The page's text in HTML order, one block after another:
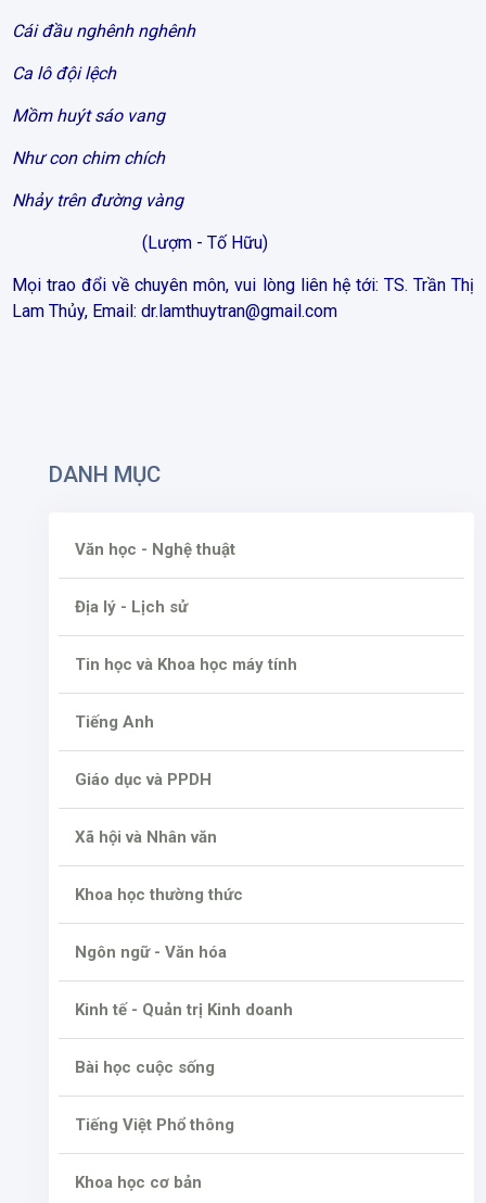
Cái đầu nghênh nghênh
Ca lô đội lệch
Mồm huýt sáo vang
Như con chim chích
Nhảy trên đường vàng
(Lượm - Tố Hữu)
Mọi trao đổi về chuyên môn, vui lòng liên hệ tới: TS. Trần Thị
Lam Thủy, Email:dr.lamthuytran@gmail.com
DANH MỤC
Văn học - Nghệ thuật
Địa lý - Lịch sử
Tin học và Khoa học máy tính
Tiếng Anh
Giáo dục và PPDH
Xã hội và Nhân văn
Khoa học thường thức
Ngôn ngữ - Văn hóa
Kinh tế - Quản trị Kinh doanh
Bài học cuộc sống
Tiếng Việt Phổ thông
Khoa học cơ bản